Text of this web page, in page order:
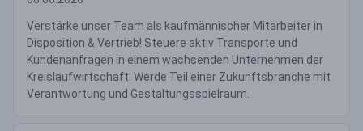
Verstärke unser Team als kaufmännischer Mitarbeiter in
Disposition & Vertrieb! Steuere aktiv Transporte und
Kundenanfragen in einem wachsenden Unternehmen der
Kreislaufwirtschaft. Werde Teil einer Zukunftsbranche mit
Verantwortung und Gestaltungsspielraum.